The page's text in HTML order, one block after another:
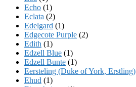
Echo (1)
Eclata (2)
Edelgard (1)
Edgecote Purple (2)
Edith (1)
Edzell Blue (1)
Edzell Bunte (1)
Eersteling (Duke of York, Erstling)
Ehud (1)